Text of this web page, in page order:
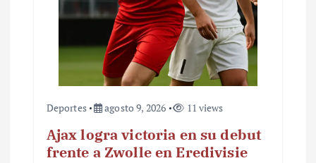
Deportes agosto 9, 2026 11 views
Ajax logra victoria en su debut
frente a Zwolle en Eredivisie